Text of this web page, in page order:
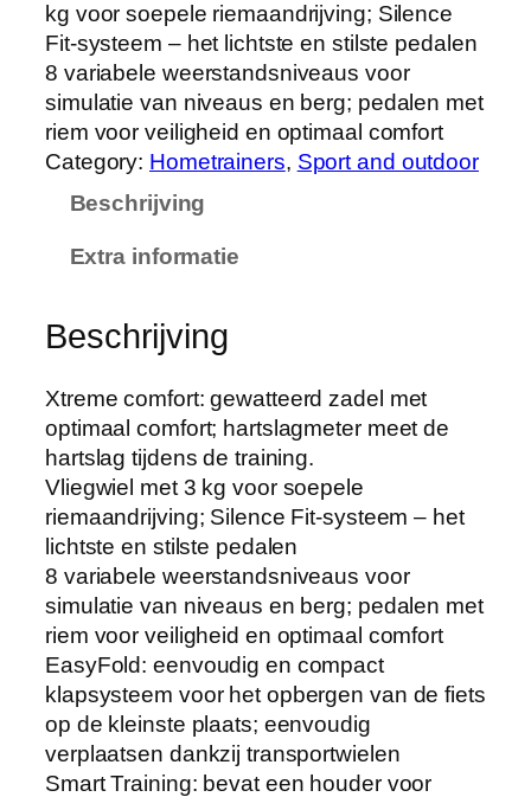
kg voor soepele riemaandrijving; Silence
Fit-systeem – het lichtste en stilste pedalen
8 variabele weerstandsniveaus voor
simulatie van niveaus en berg; pedalen met
riem voor veiligheid en optimaal comfort
Category: Hometrainers, Sport and outdoor
Beschrijving
Extra informatie
Beschrijving
Xtreme comfort: gewatteerd zadel met
optimaal comfort; hartslagmeter meet de
hartslag tijdens de training.
Vliegwiel met 3 kg voor soepele
riemaandrijving; Silence Fit-systeem – het
lichtste en stilste pedalen
8 variabele weerstandsniveaus voor
simulatie van niveaus en berg; pedalen met
riem voor veiligheid en optimaal comfort
EasyFold: eenvoudig en compact
klapsysteem voor het opbergen van de fiets
op de kleinste plaats; eenvoudig
verplaatsen dankzij transportwielen
Smart Training: bevat een houder voor